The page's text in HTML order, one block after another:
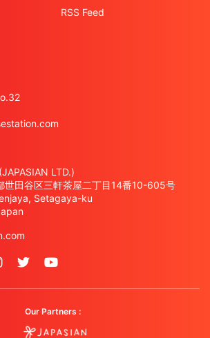
RSS Feed
LTD.)
田谷区三軒茶屋二丁目14番10-605号
Setagaya-ku
Our Partners :